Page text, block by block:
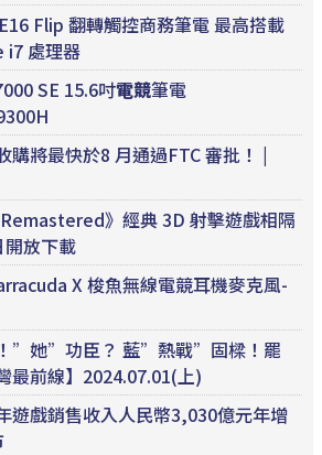
Flip 翻轉觸控商務筆電 最高搭載
i7 處理器
SE 15.6吋電競筆電
購將最快於8 月通過FTC 審批！ |
》經典 3D 射擊遊戲相隔
開放下載
X 梭魚無線電競耳機麥克風-
”她”功臣？ 藍”熱戰”固樑！罷
最前線】2024.07.01(上)
遊戲銷售收入人民幣3,030億元年增